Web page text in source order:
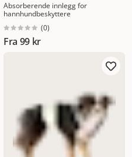
Absorberende innlegg for
hannhundbeskyttere
(0)
Fra 99 kr